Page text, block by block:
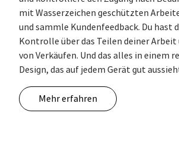
mit Wasserzeichen geschützten
und sammle Kundenfeedback. Du hast
Kontrolle über das Teilen deiner Arbeit
von Verkäufen. Und das alles in einem
Design, das auf jedem Gerät gut
Mehr erfahren